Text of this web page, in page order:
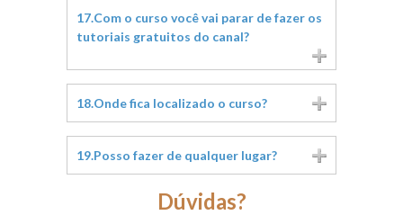
17.Com o curso você vai parar de fazer os
tutoriais gratuitos do canal?
18.Onde fica localizado o curso?
19.Posso fazer de qualquer lugar?
Dúvidas?